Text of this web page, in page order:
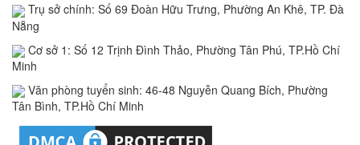
Trụ sở chính: Số 69 Đoàn Hữu Trưng, Phường An Khê, TP. Đà
Nẵng
Cơ sở 1: Số 12 Trịnh Đình Thảo, Phường Tân Phú, TP.Hồ Chí
Minh
Văn phòng tuyển sinh: 46-48 Nguyễn Quang Bích, Phường
Tân Bình, TP.Hồ Chí Minh